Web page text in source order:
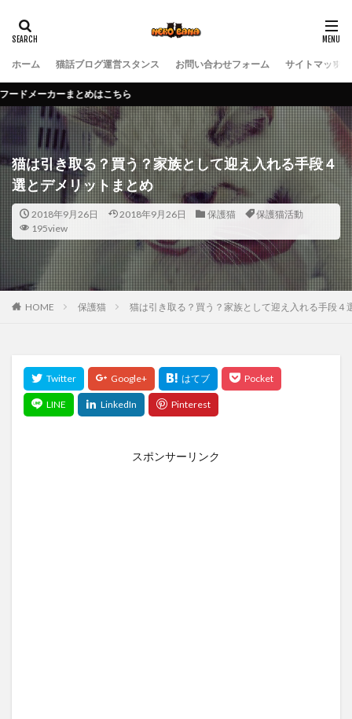
ホーム 猫話ブログ運営スタンス お問い合わせフォーム サイトマップ
はこちら
猫は引き取る？買う？家族として迎え入れる手段４
選とデメリットまとめ
2018年9月26日 2018年9月26日 保護猫
保護猫活動
195view
HOME 保護猫 猫は引き取る？買う？家族として迎え入れる手段４
スポンサーリンク